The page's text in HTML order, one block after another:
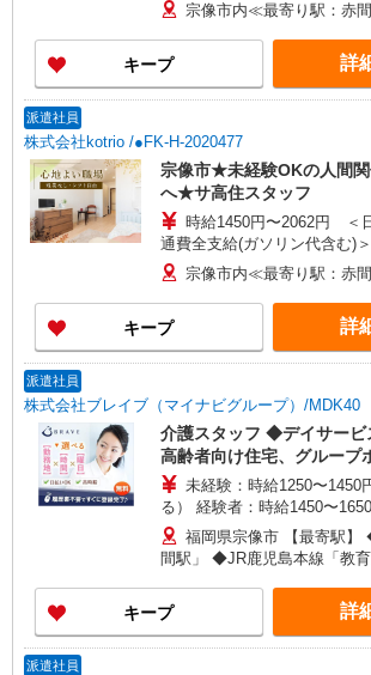
宗像市内≪最寄り駅：赤
キープ 詳
派遣社員
株式会社kotrio /●FK-H-2020477
宗像市★未経験OKの人間
へ★サ高住スタッフ
時給1450円〜2062円 ＜
通費全支給(ガソリン代含む)＞
宗像市内≪最寄り駅：赤
キープ 詳
派遣社員
株式会社ブレイブ（マイナビグループ）/MDK40
介護スタッフ ◆デイサービ
高齢者向け住宅、グループ
務先から選べます。
未経験：時給1250〜1450
る） 経験者：時給1450〜
る） ◎月収例 時給1650円×1日8時間×22日（週5
日）＝29万400円 ◆昇給あり ◆支払い方法 ※日払
い/週払い/月払い対応も可能
にご相談ください。 ◆交通費
社規定あり
福岡県宗像市 【最寄駅】 ◆JR鹿児島本線「赤
間駅」 ◆JR鹿児島本線「教
ります！
キープ 詳
派遣社員